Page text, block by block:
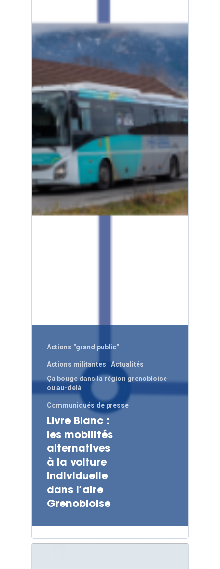
Actions "grand public"
Actions militantes
Actualités
Ça bouge dans la région grenobloise
ou au-delà
Communiqués de presse
Livre Blanc :
les mobilités
alternatives
à la voiture
individuelle
dans l’aire
Grenobloise